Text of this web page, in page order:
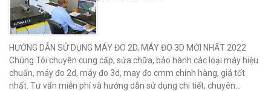
HƯỚNG DẪN SỬ DỤNG MÁY ĐO 2D, MÁY ĐO 3D MỚI NHẤT 2022
Chúng Tôi chuyên cung cấp, sửa chữa, bảo hành các loại máy hiệu
chuẩn, máy đo 2d, máy đo 3d, may đo cmm chính hàng, giá tốt
nhất. Tư vấn miễn phí và hướng dẫn sử dụng chi tiết, chuyên